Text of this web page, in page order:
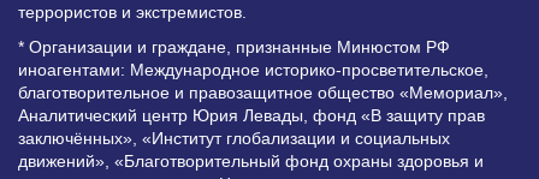
террористов и экстремистов.
* Организации и граждане, признанные Минюстом РФ
иноагентами: Международное историко-просветительское,
благотворительное и правозащитное общество «Мемориал»,
Аналитический центр Юрия Левады, фонд «В защиту прав
заключённых», «Институт глобализации и социальных
движений», «Благотворительный фонд охраны здоровья и